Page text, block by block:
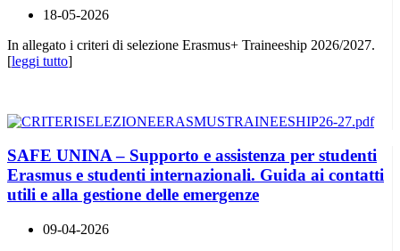
18-05-2026
In allegato i criteri di selezione Erasmus+ Traineeship 2026/2027.
[leggi tutto]
SAFE UNINA – Supporto e assistenza per studenti
Erasmus e studenti internazionali. Guida ai contatti
utili e alla gestione delle emergenze
09-04-2026